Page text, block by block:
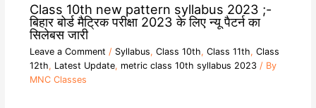
Class 10th new pattern syllabus 2023 ;-
बिहार बोर्ड मैट्रिक परीक्षा 2023 के लिए न्यू पैटर्न का
सिलेबस जारी
Leave a Comment / Syllabus, Class 10th, Class 11th, Class
12th, Latest Update, metric class 10th syllabus 2023/ By
MNC Classes